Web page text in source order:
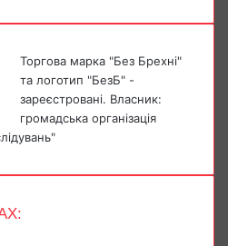
Торгова марка "Без Брехні"
та логотип "БезБ" -
зареєстровані. Власник:
громадська організація